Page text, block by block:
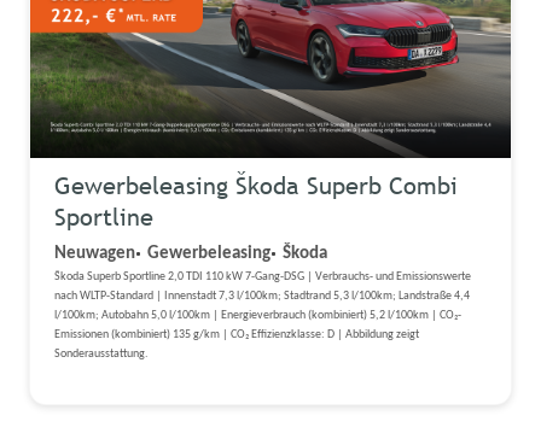
Gewerbeleasing Škoda Superb Combi
Sportline
Neuwagen Gewerbeleasing Škoda
Škoda Superb Sportline 2,0 TDI 110 kW 7-Gang-DSG | Verbrauchs- und Emissionswerte
nach WLTP-Standard | Innenstadt 7,3 l/100km; Stadtrand 5,3 l/100km; Landstraße 4,4
l/100km; Autobahn 5,0 l/100km | Energieverbrauch (kombiniert) 5,2 l/100km | CO₂-
Emissionen (kombiniert) 135 g/km | CO₂ Effizienzklasse: D | Abbildung zeigt
Sonderausstattung.